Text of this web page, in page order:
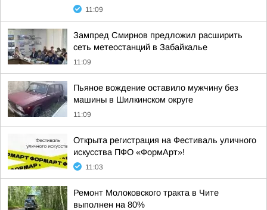
11:09
Зампред Смирнов предложил расширить
сеть метеостанций в Забайкалье
11:09
Пьяное вождение оставило мужчину без
машины в Шилкинском округе
11:09
Открыта регистрация на Фестиваль уличного
искусства ПФО «ФормАрт»!
11:03
Ремонт Молоковского тракта в Чите
выполнен на 80%